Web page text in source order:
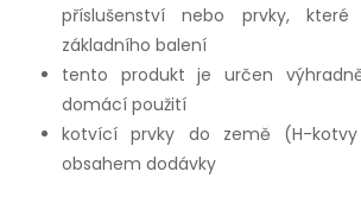
příslušenství nebo prvky, které
základního balení
tento produkt je určen
domácí použití
kotvící prvky do země (H-kotvy
obsahem dodávky